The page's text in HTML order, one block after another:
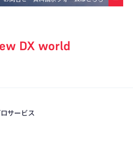
DX world
サービス